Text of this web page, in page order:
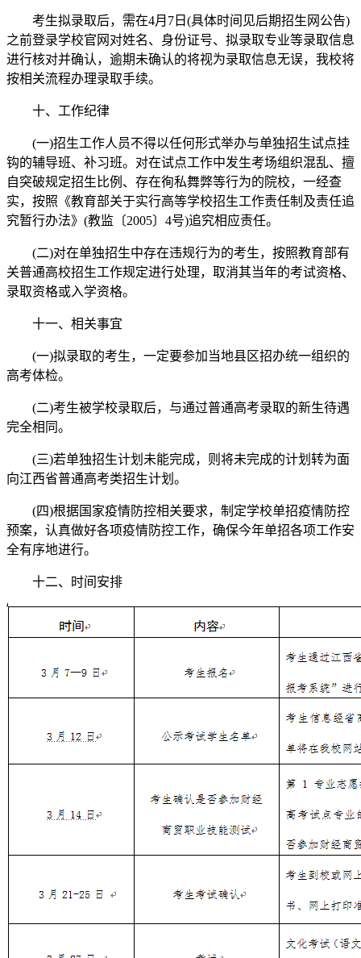
考生拟录取后，需在4月7日(具体时间见后期招生网公告)
之前登录学校官网对姓名、身份证号、拟录取专业等录取信息
进行核对并确认，逾期未确认的将视为录取信息无误，我校将
按相关流程办理录取手续。
十、工作纪律
(一)招生工作人员不得以任何形式举办与单独招生试点挂
钩的辅导班、补习班。对在试点工作中发生考场组织混乱、擅
自突破规定招生比例、存在徇私舞弊等行为的院校，一经查
实，按照《教育部关于实行高等学校招生工作责任制及责任追
究暂行办法》(教监〔2005〕4号)追究相应责任。
(二)对在单独招生中存在违规行为的考生，按照教育部有
关普通高校招生工作规定进行处理，取消其当年的考试资格、
录取资格或入学资格。
十一、相关事宜
(一)拟录取的考生，一定要参加当地县区招办统一组织的
高考体检。
(二)考生被学校录取后，与通过普通高考录取的新生待遇
完全相同。
(三)若单独招生计划未能完成，则将未完成的计划转为面
向江西省普通高考类招生计划。
(四)根据国家疫情防控相关要求，制定学校单招疫情防控
预案，认真做好各项疫情防控工作，确保今年单招各项工作安
全有序地进行。
十二、时间安排